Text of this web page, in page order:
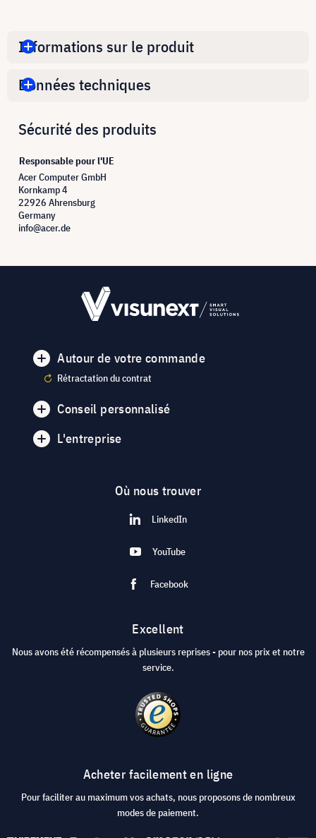
Informations sur le produit
Données techniques
Sécurité des produits
Responsable pour l'UE
Acer Computer GmbH
Kornkamp 4
22926 Ahrensburg
Germany
info@acer.de
Autour de votre commande
Rétractation du contrat
Conseil personnalisé
L'entreprise
Où nous trouver
LinkedIn
YouTube
Facebook
Excellent
Nous avons été récompensés à plusieurs reprises - pour nos prix et notre
service.
Acheter facilement en ligne
Pour faciliter au maximum vos achats, nous proposons de nombreux
modes de paiement.